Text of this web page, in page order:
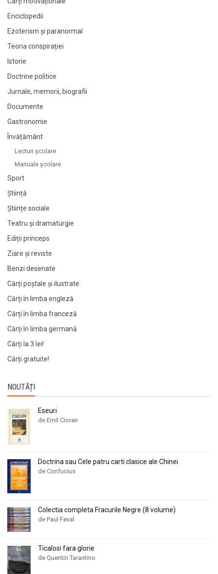
Enciclopedii
Ezoterism și paranormal
Teoria conspirației
Istorie
Doctrine politice
Jurnale, memorii, biografii
Documente
Gastronomie
Învățământ
Lecturi şcolare
Manuale şcolare
Sport
Știință
Științe sociale
Teatru și dramaturgie
Ediții princeps
Ziare şi reviste
Benzi desenate
Cărți poștale și ilustrate
Cărți în limba engleză
Cărți în limba franceză
Cărți în limba germană
Cărți la 3 lei!
Cărți gratuite!
NOUTĂȚI
Eseuri
de Emil Cioran
Doctrina sau Cele patru carti clasice ale Chinei
de Confucius
Colectia completa Fracurile Negre (8 volume)
de Paul Feval
Ticalosi fara glorie
de Quentin Tarantino